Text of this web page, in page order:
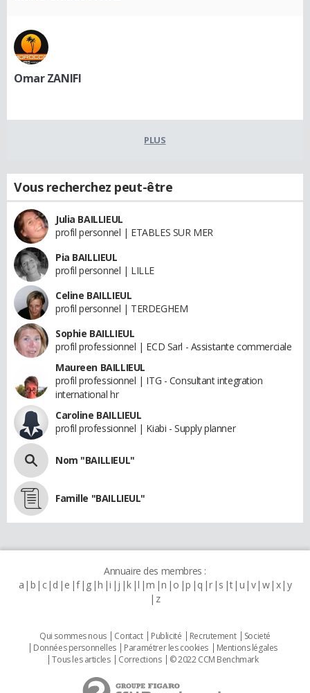
Omar ZANIFI
PLUS
Vous recherchez peut-être
Julia BAILLIEUL
profil personnel | ETABLES SUR MER
Pia BAILLIEUL
profil personnel | LILLE
Celine BAILLIEUL
profil personnel | TERDEGHEM
Sophie BAILLIEUL
profil professionnel | ECD Sarl - Assistante commerciale
Maureen BAILLIEUL
profil professionnel | ITG - Consultant integration
international hr
Caroline BAILLIEUL
profil professionnel | Kiabi - Supply planner
Nom "BAILLIEUL"
Famille "BAILLIEUL"
Annuaire des membres :
a b c d e f g h i j k l m n o p q r s t u v w x y
z
Qui sommes nous Contact Publicité Recrutement
Societé
Données personnelles
Paramétrer les cookies
Mentions légales
Tous les articles
Corrections © 2022 CCM Benchmark